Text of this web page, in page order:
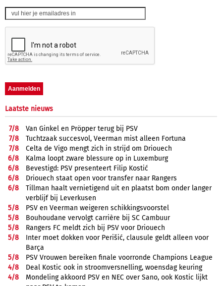
Laatste nieuws
7/8
Van Ginkel en Pröpper terug bij PSV
7/8
Tuchtzaak succesvol, Veerman mist alleen Fortuna
7/8
Celta de Vigo mengt zich in strijd om Driouech
6/8
Kalma loopt zware blessure op in Luxemburg
6/8
Bevestigd: PSV presenteert Filip Kostić
6/8
Driouech staat open voor transfer naar Rangers
6/8
Tillman haalt vernietigend uit en plaatst bom onder langer
verblijf bij Leverkusen
5/8
PSV en Veerman weigeren schikkingsvoorstel
5/8
Bouhoudane vervolgt carrière bij SC Cambuur
5/8
Rangers FC meldt zich bij PSV voor Driouech
5/8
Inter moet dokken voor Perišić, clausule geldt alleen voor
Barça
5/8
PSV Vrouwen bereiken finale voorronde Champions League
4/8
Deal Kostic ook in stroomversnelling, woensdag keuring
4/8
Mondeling akkoord PSV en NEC over Sano, ook Kostic lijkt